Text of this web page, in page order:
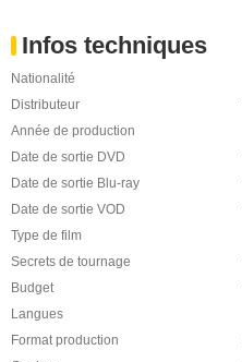
Infos techniques
Nationalité
Distributeur
Année de production
Date de sortie DVD
Date de sortie Blu-ray
Date de sortie VOD
Type de film
Secrets de tournage
Budget
Langues
Format production